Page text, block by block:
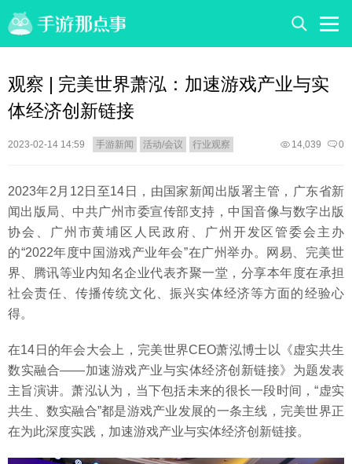
观察 | 完美世界萧泓：加速游戏产业与实
体经济创新链接
2023-02-14 14:59 手游新闻 活动/会议 行业观察 0
14,039
2023年2月12日至14日，由国家新闻出版署主管，广东省新
闻出版局、中共广州市委宣传部支持，中国音像与数字出版
协会、广州市黄埔区人民政府、广州开发区管委会主办
的“2022年度中国游戏产业年会”在广州举办。网易、完美世
界、腾讯等业内知名企业代表齐聚一堂，分享本年度在承担
社会责任、传播传统文化、振兴实体经济等方面的经验心
得。
在14日的年会大会上，完美世界CEO萧泓博士以《虚实共生
数实融合——加速游戏产业与实体经济创新链接》为题发表
主旨演讲。萧泓认为，当下包括未来的很长一段时间，“虚实
共生、数实融合”都是游戏产业发展的一条主线，完美世界正
在为此深度实践，加速游戏产业与实体经济创新链接。